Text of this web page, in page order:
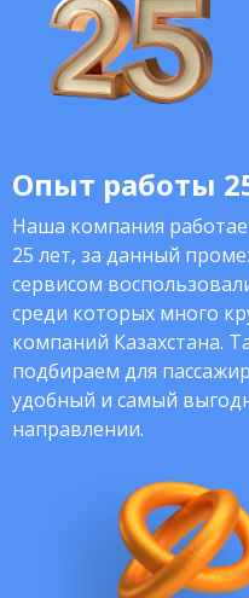
Опыт работы
Наша компания
25 лет, за данный
сервисом
среди которых много
компаний Казахстана.
подбираем для
удобный и самый
направлении.